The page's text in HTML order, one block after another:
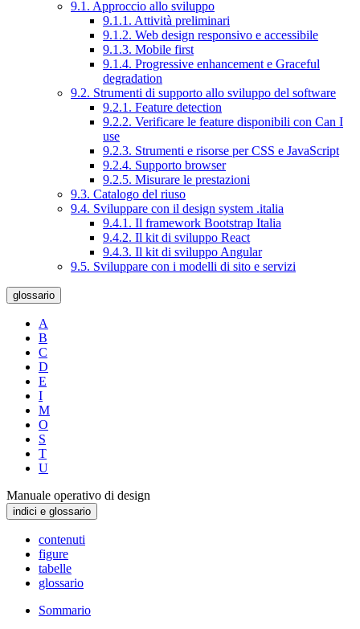
9.1. Approccio allo sviluppo
9.1.1. Attività preliminari
9.1.2. Web design responsivo e accessibile
9.1.3. Mobile first
9.1.4. Progressive enhancement e Graceful
degradation
9.2. Strumenti di supporto allo sviluppo del software
9.2.1. Feature detection
9.2.2. Verificare le feature disponibili con Can I
use
9.2.3. Strumenti e risorse per CSS e JavaScript
9.2.4. Supporto browser
9.2.5. Misurare le prestazioni
9.3. Catalogo del riuso
9.4. Sviluppare con il design system .italia
9.4.1. Il framework Bootstrap Italia
9.4.2. Il kit di sviluppo React
9.4.3. Il kit di sviluppo Angular
9.5. Sviluppare con i modelli di sito e servizi
glossario
A
B
C
D
E
I
M
O
S
T
U
Manuale operativo di design
indici e glossario
contenuti
figure
tabelle
glossario
Sommario